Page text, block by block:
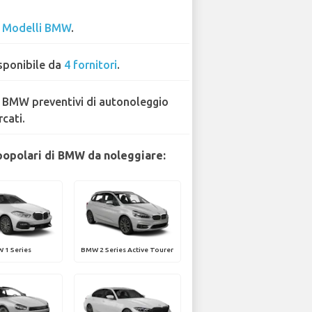
Modelli BMW.
da 4 fornitori.
BMW preventivi di autonoleggio
di BMW da noleggiare:
1 Series BMW 2 Series Active Tourer